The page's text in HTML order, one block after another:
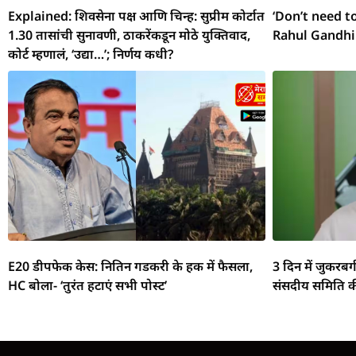
Explained: शिवसेना पक्ष आणि चिन्ह: सुप्रीम कोर्टात
1.30 तासांची सुनावणी, ठाकरेंकडून मोठे युक्तिवाद,
कोर्ट म्हणालं, ‘उद्या…’; निर्णय कधी?
‘Don’t need
Rahul
E20 डीपफेक केस: नितिन गडकरी के हक में फैसला,
HC बोला- ‘तुरंत हटाएं सभी पोस्ट’
3 दिन में
संसदीय समिति